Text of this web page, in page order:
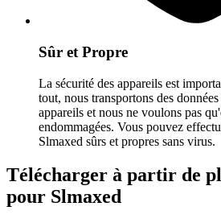
Sûr et Propre
La sécurité des appareils est
tout, nous transportons des
appareils et nous ne voulons pas
endommagées. Vous pouvez
Slmaxed sûrs et propres sans virus.
Télécharger à partir de
pour Slmaxed